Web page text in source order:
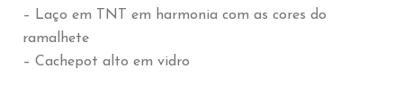
– Laço em TNT em harmonia com as cores do
ramalhete
– Cachepot alto em vidro